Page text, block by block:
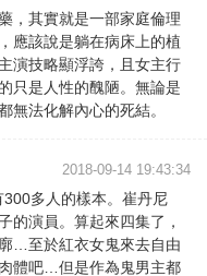
，其實就是一部家庭倫理
應該說是躺在病床上的植
演技略顯浮誇，且女主行
只是人性的醜陋。無論是
無法化解內心的死結。
2018-09-14 19:43:34
多人的樣本。崔丹尼
的演員。算起來四集了，
…至於紅衣女鬼來去自由
體吧…但是作為鬼男主都